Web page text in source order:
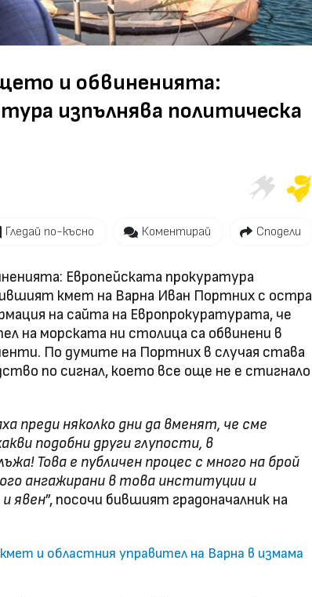
и обвиненията:
изпълнява политическа
Гледай по-късно Коментирай Сподели
Европейската прокуратура
кмет на Варна Иван Портних с остра
на сайта на Европрокуратурата, че
на морската ни столица са обвинени в
По думите на Портних в случая става
по сигнал, което все още не е стигнало
преди няколко дни да вменят, че сме
подобни други глупости, в
Това е публичен процес с много на брой
ангажирани в това институции и
явен”, посочи бившият градоначалник на
и областния управител на Варна в измама